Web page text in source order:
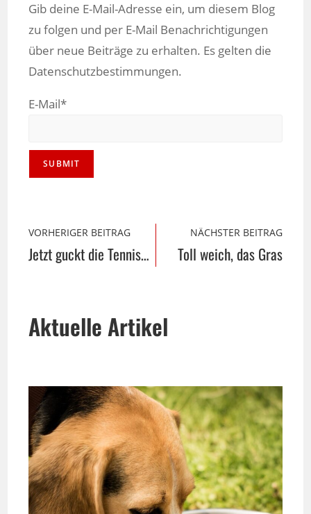
Gib deine E-Mail-Adresse ein, um diesem Blog
zu folgen und per E-Mail Benachrichtigungen
über neue Beiträge zu erhalten. Es gelten die
Datenschutzbestimmungen.
E-Mail*
VORHERIGER BEITRAG
Jetzt guckt die Tenniswelt nach Halle/Westfalen
NÄCHSTER BEITRAG
Toll weich, das Gras
Aktuelle Artikel